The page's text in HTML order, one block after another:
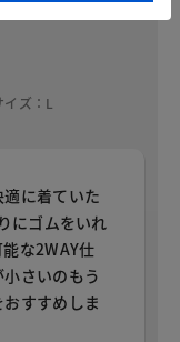
ズ：L
に着ていた
にゴムをいれ
な2WAY仕
さいのもう
すすめしま